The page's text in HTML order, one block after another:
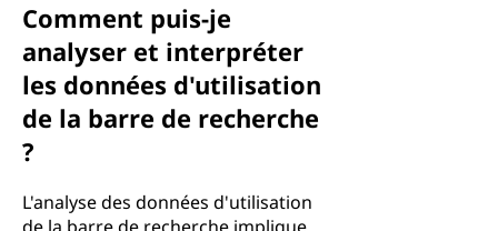
Comment puis-je
analyser et interpréter
les données d'utilisation
de la barre de recherche
?
L'analyse des données d'utilisation